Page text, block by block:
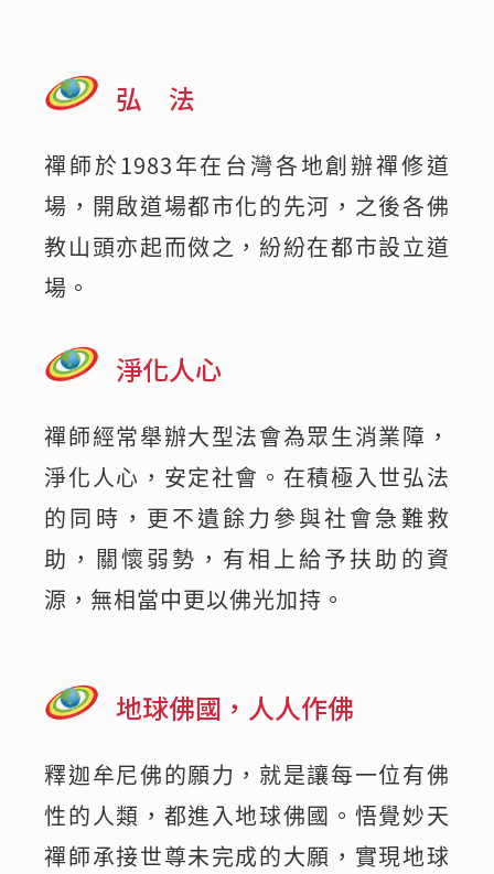
弘 法
禪師於1983年在台灣各地創辦禪修道
場，開啟道場都市化的先河，之後各佛
教山頭亦起而傚之，紛紛在都市設立道
場。
淨化人心
禪師經常舉辦大型法會為眾生消業障，
淨化人心，安定社會。在積極入世弘法
的同時，更不遺餘力參與社會急難救
助，關懷弱勢，有相上給予扶助的資
源，無相當中更以佛光加持。
地球佛國，人人作佛
釋迦牟尼佛的願力，就是讓每一位有佛
性的人類，都進入地球佛國。悟覺妙天
禪師承接世尊未完成的大願，實現地球